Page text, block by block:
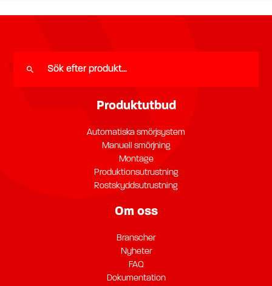
Produktutbud
Automatiska smörjsystem
Manuell smörjning
Montage
Produktionsutrustning
Rostskyddsutrustning
Om oss
Branscher
Nyheter
FAQ
Dokumentation